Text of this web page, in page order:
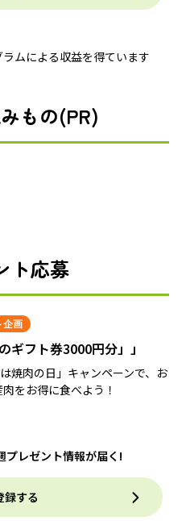
ムによる収益を得ています
もの(PR)
ト応募
企画
ギフト券3000円分」」
は焼肉の日」キャンペーンで、お
をお得に食べよう！
プレゼント情報が届く!
録する